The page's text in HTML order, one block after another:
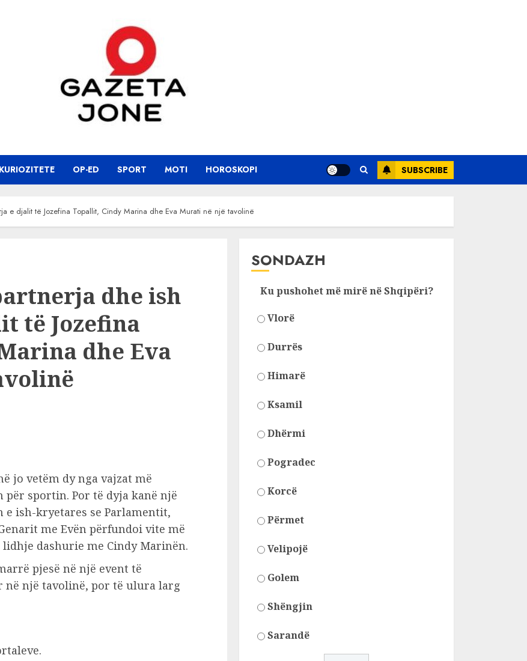
KURIOZITETE OP-ED SPORT MOTI HOROSKOPI SUBSCRIBE
e djalit të Jozefina Topallit, Cindy Marina dhe Eva Murati në një tavolinë
dhe ish
të Jozefina
dhe Eva
jo vetëm dy nga vajzat më
sportin. Por të dyja kanë një
ish-kryetares se Parlamentit,
me Evën përfundoi vite më
dashurie me Cindy Marinën.
pjesë në një event të
në një tavolinë, por të ulura larg
SONDAZH
Ku pushohet më mirë në Shqipëri?
Vlorë
Durrës
Himarë
Ksamil
Dhërmi
Pogradec
Korcë
Përmet
Velipojë
Golem
Shëngjin
Sarandë